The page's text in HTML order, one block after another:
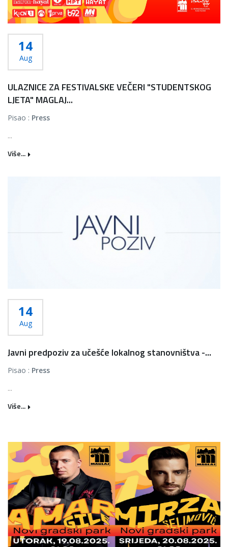
14
Aug
ULAZNICE ZA FESTIVALSKE VEČERI "STUDENTSKOG
LJETA" MAGLAJ...
Pisao : Press
...
Više...
14
Aug
Javni predpoziv za učešće lokalnog stanovništva -...
Pisao : Press
...
Više...